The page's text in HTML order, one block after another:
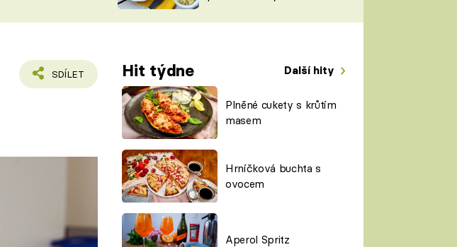
ŠÉFREDAKTORKY
ČASOPIS
SDÍLET Hit týdne Další hity
Plněné cukety s krůtím
masem
Hrníčková buchta s
ovocem
Aperol Spritz